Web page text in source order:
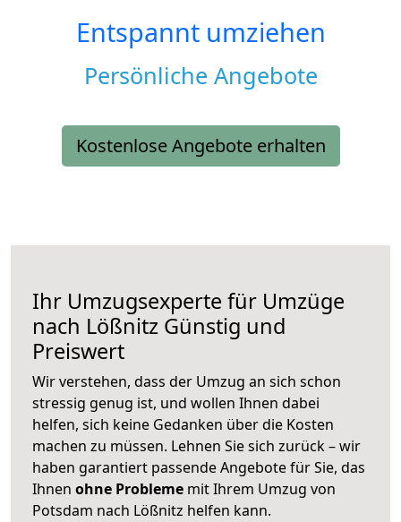
Entspannt umziehen
Persönliche Angebote
Kostenlose Angebote erhalten
Ihr Umzugsexperte für Umzüge
nach Lößnitz Günstig und
Preiswert
Wir verstehen, dass der Umzug an sich schon
stressig genug ist, und wollen Ihnen dabei
helfen, sich keine Gedanken über die Kosten
machen zu müssen. Lehnen Sie sich zurück – wir
haben garantiert passende Angebote für Sie, das
Ihnen ohne Probleme mit Ihrem Umzug von
Potsdam nach Lößnitz helfen kann.